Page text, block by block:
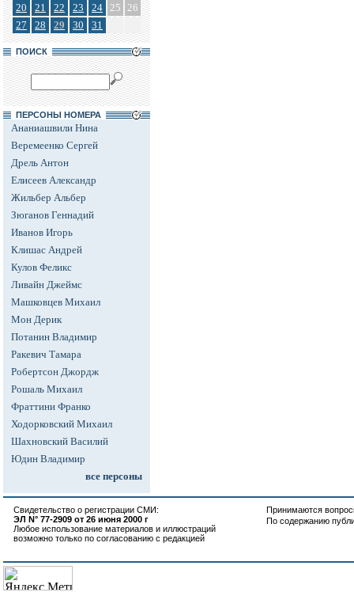
20
21 22 23 24 25 26
27
28 29 30 31
ПОИСК
ПЕРСОНЫ НОМЕРА
Ананиашвили Нина
Веремеенко Сергей
Дрель Антон
Елисеев Александр
Жильбер Альбер
Зюганов Геннадий
Иванов Игорь
Клишас Андрей
Кулов Феликс
Ливайн Джеймс
Машковцев Михаил
Мон Дерик
Потанин Владимир
Ракевич Тамара
Робертсон Джордж
Рошаль Михаил
Фраттини Франко
Ходорковский Михаил
Шахновский Василий
Юдин Владимир
все персоны
Свидетельство о регистрации СМИ:
ЭЛ N° 77-2909 от 26 июня 2000 г
Любое использование материалов и иллюстраций
возможно только по согласованию с редакцией
Принимаются
По содержанию